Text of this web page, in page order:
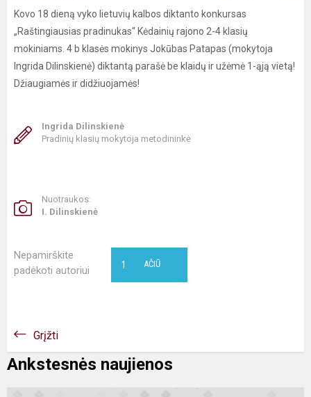
Kovo 18 dieną vyko lietuvių kalbos diktanto konkursas
„Raštingiausias pradinukas“ Kėdainių rajono 2-4 klasių
mokiniams. 4 b klasės mokinys Jokūbas Patapas (mokytoja
Ingrida Dilinskienė) diktantą parašė be klaidų ir užėmė 1-ąją vietą!
Džiaugiamės ir didžiuojamės!
Ingrida Dilinskienė
Pradinių klasių mokytoja metodininkė
Nuotraukos:
I. Dilinskienė
Nepamirškite
padėkoti autoriui
AČIŪ
1
Grįžti
Ankstesnės naujienos